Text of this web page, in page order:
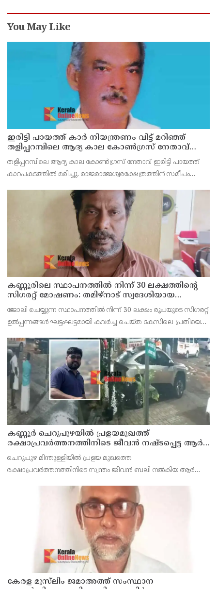
You May Like
ഇരിട്ടി പായത്ത് കാർ നിയന്ത്രണം വിട്ട് മറിഞ്ഞ്
തളിപ്പറമ്പിലെ ആദ്യ കാല കോണ്‍ഗ്രസ് നേതാവ്
മരിച്ചു
തളിപ്പറമ്പിലെ ആദ്യ കാല കോണ്‍ഗ്രസ് നേതാവ് ഇരിട്ടി പായത്ത്
കാറപകടത്തില്‍ മരിച്ചു. രാജരാജേശ്വരക്ഷേത്രത്തിന് സമീപം
കണ്ണൂരിലെ സ്ഥാപനത്തിൽ നിന്ന് 30 ലക്ഷത്തിന്റെ
സിഗരറ്റ് മോഷണം: തമിഴ്‌നാട് സ്വദേശിയായ
സെയിൽസ്മാൻ തെങ്കാശിയിൽ പിടിയിൽ
ജോലി ചെയ്യുന്ന സ്ഥാപനത്തിൽ നിന്ന് 30 ലക്ഷം രൂപയുടെ സിഗരറ്റ്
ഉൽപ്പന്നങ്ങൾ ഘട്ടംഘട്ടമായി കവർച്ച ചെയ്ത കേസിലെ പ്രതിയെ
സ്വദേശിയായ വേൽമുരുകൻ (40) ആണ
കണ്ണൂർ ചെറുപുഴയിൽ പ്രളയമുഖത്ത്
രക്ഷാപ്രവർത്തനത്തിനിടെ ജീവൻ നഷ്ടപ്പെട്ട ആർ.
രാജേഷിൻ്റെ ഭൗതിക ശരീരത്തോട് അനാദരവ്
കാണിച്ചതായി ആരോപണം
ചെറുപുഴ മിന്തുള്ളിയിൽ പ്രളയ മുഖത്തെ
രക്ഷാപ്രവർത്തനത്തിനിടെ സ്വന്തം ജീവൻ ബലി നൽകിയ ആർ
മൃതദേഹം തിരുവനന്തപുരത്തെ
കേരള മുസ്‌ലിം ജമാഅത്ത് സംസ്ഥാന